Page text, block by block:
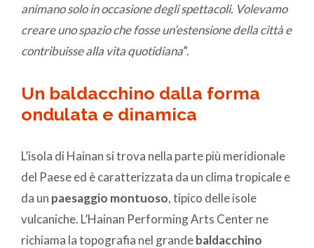
animano solo in occasione degli spettacoli. Volevamo
creare uno spazio che fosse un’estensione della città e
contribuisse alla vita quotidiana”.
Un baldacchino dalla forma
ondulata e dinamica
L’isola di Hainan si trova nella parte più meridionale
del Paese ed è caratterizzata da un clima tropicale e
da un paesaggio montuoso, tipico delle isole
vulcaniche. L’Hainan Performing Arts Center ne
richiama la topografia nel grandebaldacchino